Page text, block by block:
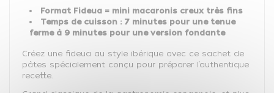
Format Fideua = mini macaronis creux très fins
Temps de cuisson : 7 minutes pour une tenue
ferme à 9 minutes pour une version fondante
Créez une fideua au style ibérique avec ce sachet de
pâtes spécialement conçu pour préparer l’authentique
recette.